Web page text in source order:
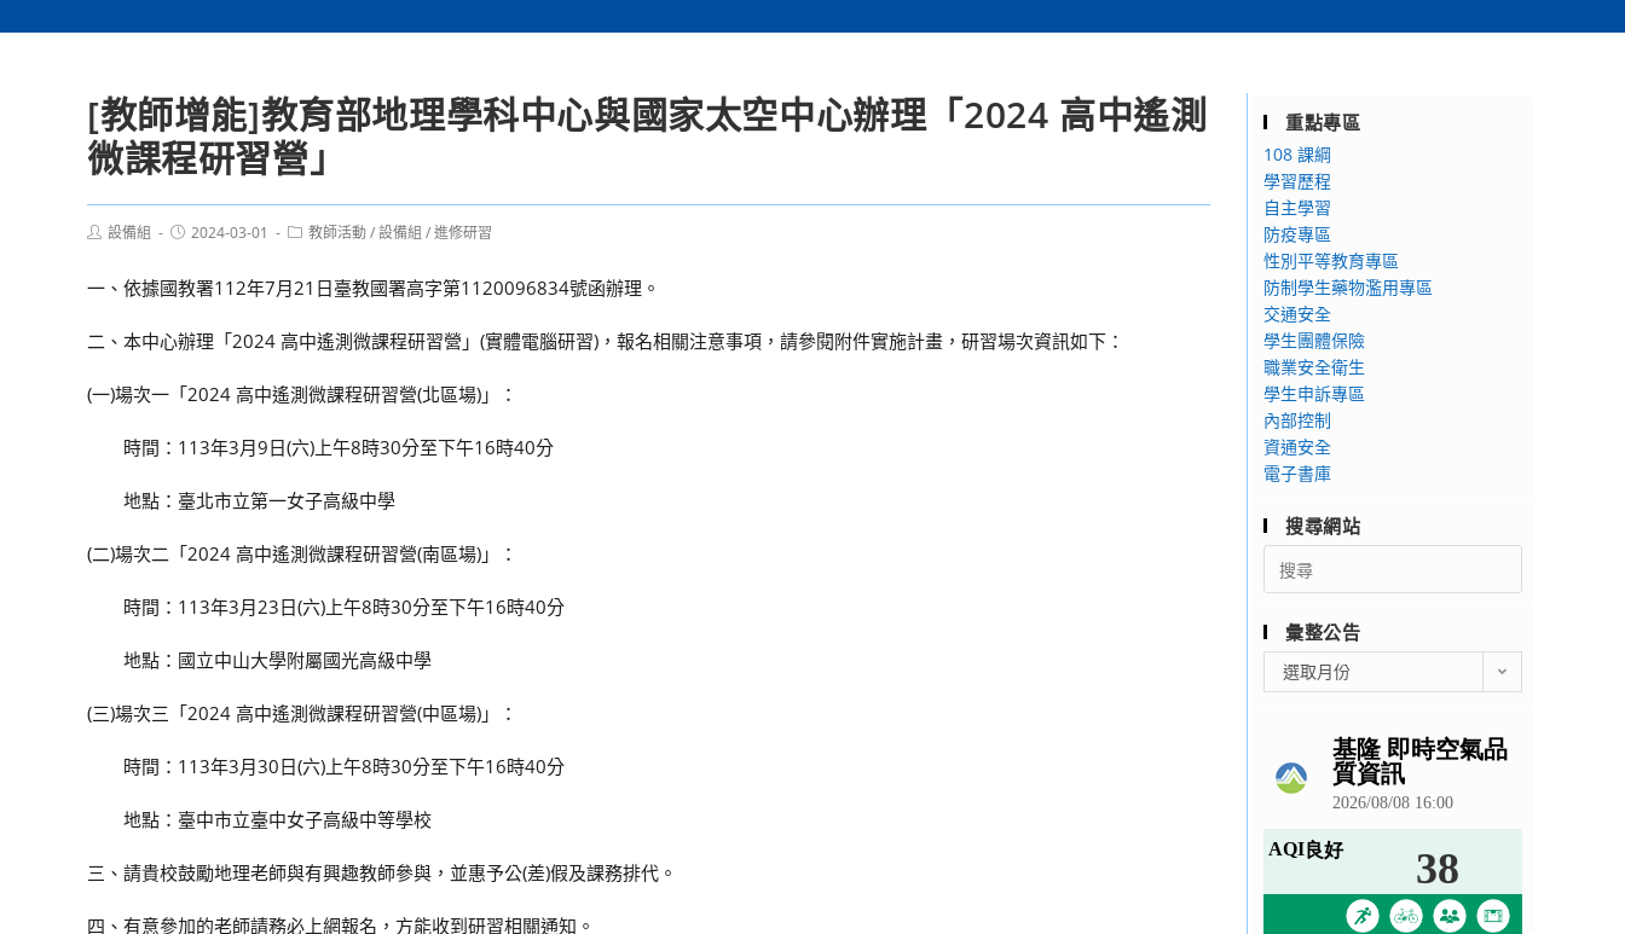
[教師增能]教育部地理學科中心與國家太空中心辦理「2024 高中遙測
微課程研習營」
Post設備組
Post2024-03-01
Post教師活動/設備組 /進修研習
一、依據國教署112年7月21日臺教國署高字第1120096834號函辦理。
二、本中心辦理「2024 高中遙測微課程研習營」(實體電腦研習)，報名相關注意事項，請參閱附件實施計畫，研習場次資訊如下：
(一)場次一「2024 高中遙測微課程研習營(北區場)」：
時間：113年3月9日(六)上午8時30分至下午16時40分
地點：臺北市立第一女子高級中學
(二)場次二「2024 高中遙測微課程研習營(南區場)」：
時間：113年3月23日(六)上午8時30分至下午16時40分
地點：國立中山大學附屬國光高級中學
(三)場次三「2024 高中遙測微課程研習營(中區場)」：
時間：113年3月30日(六)上午8時30分至下午16時40分
地點：臺中市立臺中女子高級中等學校
三、請貴校鼓勵地理老師與有興趣教師參與，並惠予公(差)假及課務排代。
四、有意參加的老師請務必上網報名，方能收到研習相關通知。
重點專區
108 課綱
學習歷程
自主學習
防疫專區
性別平等教育專區
防制學生藥物濫用專區
交通安全
學生團體保險
職業安全衛生
學生申訴專區
內部控制
資通安全
電子書庫
搜尋網站
Search
for:
彙整公告
整
選取月份